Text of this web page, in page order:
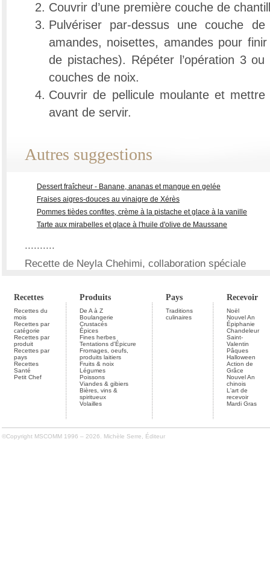
Couvrir d’une première couche de
Pulvériser par-dessus une couche de
amandes, noisettes, amandes pour finir
de pistaches). Répéter l’opération 3
couches de noix.
Couvrir de pellicule moulante et
avant de servir.
Autres suggestions
Dessert fraîcheur - Banane, ananas et mangue en gelée
Fraises aigres-douces au vinaigre de Xérès
Pommes tièdes confites, crème à la pistache et glace à la vanille
Tarte aux mirabelles et glace à l'huile d'olive de Maussane
..........
Recette de Neyla Chehimi, collaboration spéciale
Recettes Produits Pays Recevoir
Recettes du
mois
Recettes par
catégorie
Recettes par
produit
Recettes par
pays
Recettes
Santé
Petit Chef
De A à Z
Boulangerie
Crustacés
Épices
Fines herbes
Tentations d'Épicure
Fromages, oeufs,
produits laitiers
Fruits & noix
Légumes
Poissons
Viandes & gibiers
Bières, vins &
spiritueux
Volailles
Traditions
culinaires
Noël
Nouvel An
Épiphanie
Chandeleur
Saint-
Valentin
Pâques
Halloween
Action de
Grâce
Nouvel An
chinois
L'art de
recevoir
Mardi Gras
©Copyright MSCOMM 1996 – 2026. Michèle Serre, Éditeur